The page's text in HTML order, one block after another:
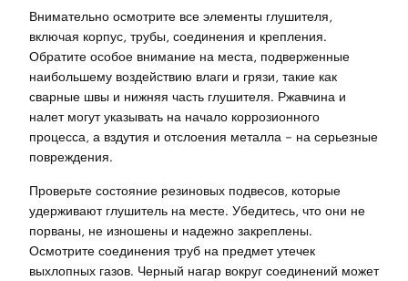
Внимательно осмотрите все элементы глушителя,
включая корпус, трубы, соединения и крепления.
Обратите особое внимание на места, подверженные
наибольшему воздействию влаги и грязи, такие как
сварные швы и нижняя часть глушителя. Ржавчина и
налет могут указывать на начало коррозионного
процесса, а вздутия и отслоения металла – на серьезные
повреждения.
Проверьте состояние резиновых подвесов, которые
удерживают глушитель на месте. Убедитесь, что они не
порваны, не изношены и надежно закреплены.
Осмотрите соединения труб на предмет утечек
выхлопных газов. Черный нагар вокруг соединений может